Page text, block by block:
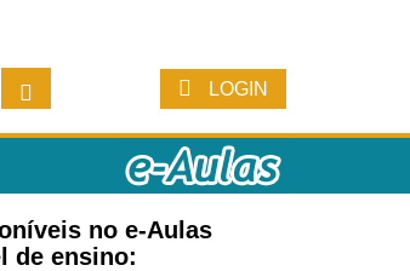
LOGIN
no e-Aulas
de ensino: